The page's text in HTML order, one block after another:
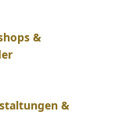
&
&